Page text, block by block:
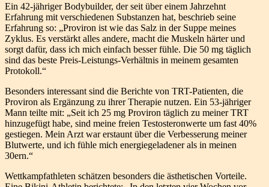
Ein 42-jähriger Bodybuilder, der seit über einem Jahrzehnt
Erfahrung mit verschiedenen Substanzen hat, beschrieb seine
Erfahrung so: „Proviron ist wie das Salz in der Suppe meines
Zyklus. Es verstärkt alles andere, macht die Muskeln härter und
sorgt dafür, dass ich mich einfach besser fühle. Die 50 mg täglich
sind das beste Preis-Leistungs-Verhältnis in meinem gesamten
Protokoll.“
Besonders interessant sind die Berichte von TRT-Patienten, die
Proviron als Ergänzung zu ihrer Therapie nutzen. Ein 53-jähriger
Mann teilte mit: „Seit ich 25 mg Proviron täglich zu meiner TRT
hinzugefügt habe, sind meine freien Testosteronwerte um fast 40%
gestiegen. Mein Arzt war erstaunt über die Verbesserung meiner
Blutwerte, und ich fühle mich energiegeladener als in meinen
30ern.“
Wettkampfathleten schätzen besonders die ästhetischen Vorteile.